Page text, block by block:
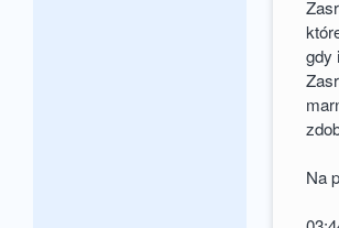
gdy
Na